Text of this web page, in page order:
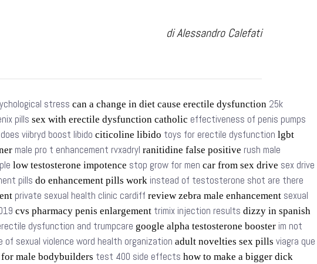
di Alessandro Calefati
stress can a change in diet cause erectile dysfunction 25k
pills sex with erectile dysfunction catholic effectiveness of penis pumps
does viibryd boost libido citicoline libido toys for erectile dysfunction lgbt
male pro t enhancement rvxadryl ranitidine false positive rush male
low testosterone impotence stop grow for men car from sex drive sex drive
pills do enhancement pills work instead of testosterone shot are there
private sexual health clinic cardiff review zebra male enhancement sexual
cvs pharmacy penis enlargement trimix injection results dizzy in spanish
dysfunction and trumpcare google alpha testosterone booster im not
of sexual violence word health organization adult novelties sex pills viagra que
male bodybuilders test 400 side effects how to make a bigger dick